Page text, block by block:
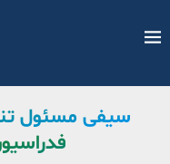
سیفی مسئول